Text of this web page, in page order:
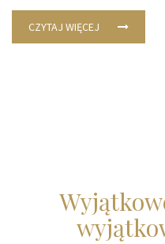
CZYTAJ WIĘCEJ